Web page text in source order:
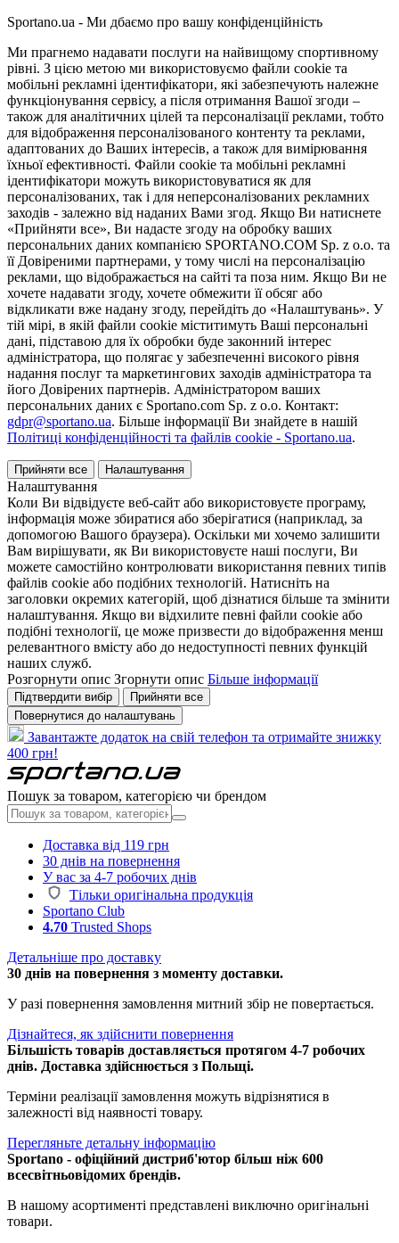
Sportano.ua - Ми дбаємо про вашу конфіденційність
Ми прагнемо надавати послуги на найвищому спортивному
рівні. З цією метою ми використовуємо файли cookie та
мобільні рекламні ідентифікатори, які забезпечують належне
функціонування сервісу, а після отримання Вашої згоди –
також для аналітичних цілей та персоналізації реклами, тобто
для відображення персоналізованого контенту та реклами,
адаптованих до Ваших інтересів, а також для вимірювання
їхньої ефективності. Файли cookie та мобільні рекламні
ідентифікатори можуть використовуватися як для
персоналізованих, так і для неперсоналізованих рекламних
заходів - залежно від наданих Вами згод. Якщо Ви натиснете
«Прийняти все», Ви надасте згоду на обробку ваших
персональних даних компанією SPORTANO.COM Sp. z o.o. та
її Довіреними партнерами, у тому числі на персоналізацію
реклами, що відображається на сайті та поза ним. Якщо Ви не
хочете надавати згоду, хочете обмежити її обсяг або
відкликати вже надану згоду, перейдіть до «Налаштувань». У
тій мірі, в якій файли cookie міститимуть Ваші персональні
дані, підставою для їх обробки буде законний інтерес
адміністратора, що полягає у забезпеченні високого рівня
надання послуг та маркетингових заходів адміністратора та
його Довірених партнерів. Адміністратором ваших
персональних даних є Sportano.com Sp. z o.o. Контакт:
gdpr@sportano.ua. Більше інформації Ви знайдете в нашій
Політиці конфіденційності та файлів cookie - Sportano.ua.
Прийняти все Налаштування
Налаштування
Коли Ви відвідуєте веб-сайт або використовуєте програму,
інформація може збиратися або зберігатися (наприклад, за
допомогою Вашого браузера). Оскільки ми хочемо залишити
Вам вирішувати, як Ви використовуєте наші послуги, Ви
можете самостійно контролювати використання певних типів
файлів cookie або подібних технологій. Натисніть на
заголовки окремих категорій, щоб дізнатися більше та змінити
налаштування. Якщо ви відхилите певні файли cookie або
подібні технології, це може призвести до відображення менш
релевантного вмісту або до недоступності певних функцій
наших служб.
Розгорнути опис Згорнути опис Більше інформації
Підтвердити вибір
Прийняти все
Повернутися до налаштувань
Завантажте додаток на свій телефон та отримайте знижку
400 грн!
Пошук за товаром, категорією чи брендом
Доставка від 119 грн
30 днів на повернення
У вас за 4-7 робочих днів
Тільки оригінальна продукція
Sportano Club
4.70 Trusted Shops
Детальніше про доставку
30 днів на повернення з моменту доставки.
У разі повернення замовлення митний збір не повертається.
Дізнайтеся, як здійснити повернення
Більшість товарів доставляється протягом 4-7 робочих
днів. Доставка здійснюється з Польщі.
Терміни реалізації замовлення можуть відрізнятися в
залежності від наявності товару.
Перегляньте детальну інформацію
Sportano - офіційний дистриб'ютор більш ніж 600
всесвітньовідомих брендів.
В нашому асортименті представлені виключно оригінальні
товари.